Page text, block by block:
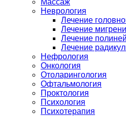
Массаж
Неврология
Лечение
Лечение мигрени
Лечение
Лечение
Нефрология
Онкология
Отоларингология
Офтальмология
Проктология
Психология
Психотерапия